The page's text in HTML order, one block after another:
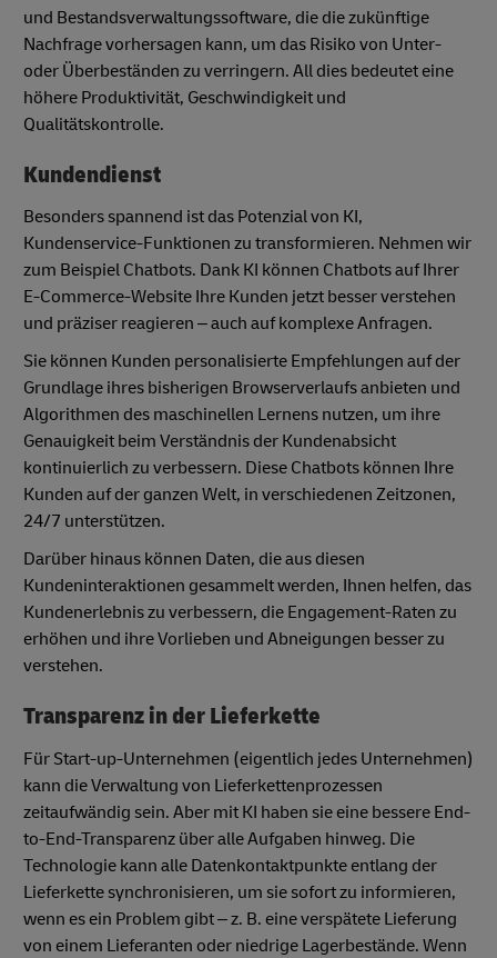
und Bestandsverwaltungssoftware, die die zukünftige
Nachfrage vorhersagen kann, um das Risiko von Unter-
oder Überbeständen zu verringern. All dies bedeutet eine
höhere Produktivität, Geschwindigkeit und
Qualitätskontrolle.
Kundendienst
Besonders spannend ist das Potenzial von KI,
Kundenservice-Funktionen zu transformieren. Nehmen wir
zum Beispiel Chatbots. Dank KI können Chatbots auf Ihrer
E-Commerce-Website Ihre Kunden jetzt besser verstehen
und präziser reagieren – auch auf komplexe Anfragen.
Sie können Kunden personalisierte Empfehlungen auf der
Grundlage ihres bisherigen Browserverlaufs anbieten und
Algorithmen des maschinellen Lernens nutzen, um ihre
Genauigkeit beim Verständnis der Kundenabsicht
kontinuierlich zu verbessern. Diese Chatbots können Ihre
Kunden auf der ganzen Welt, in verschiedenen Zeitzonen,
24/7 unterstützen.
Darüber hinaus können Daten, die aus diesen
Kundeninteraktionen gesammelt werden, Ihnen helfen, das
Kundenerlebnis zu verbessern, die Engagement-Raten zu
erhöhen und ihre Vorlieben und Abneigungen besser zu
verstehen.
Transparenz in der Lieferkette
Für Start-up-Unternehmen (eigentlich jedes Unternehmen)
kann die Verwaltung von Lieferkettenprozessen
zeitaufwändig sein. Aber mit KI haben sie eine bessere End-
to-End-Transparenz über alle Aufgaben hinweg. Die
Technologie kann alle Datenkontaktpunkte entlang der
Lieferkette synchronisieren, um sie sofort zu informieren,
wenn es ein Problem gibt – z. B. eine verspätete Lieferung
von einem Lieferanten oder niedrige Lagerbestände. Wenn